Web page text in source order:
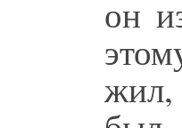
он
жил,